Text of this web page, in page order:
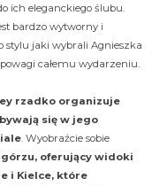
ich eleganckiego ślubu.
bardzo wytworny i
stylu jaki wybrali Agnieszka
całemu wydarzeniu.
rzadko organizuje
się w jego
. Wyobraźcie sobie
oferujący widoki
i Kielce, które